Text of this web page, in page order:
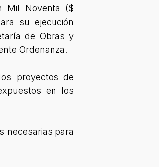
Mil Noventa ($
su ejecución
de Obras y
Ordenanza.
proyectos de
en los
necesarias para